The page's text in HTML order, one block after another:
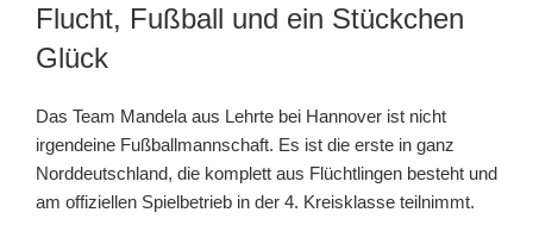
Flucht, Fußball und ein Stückchen
Glück
Das Team Mandela aus Lehrte bei Hannover ist nicht
irgendeine Fußballmannschaft. Es ist die erste in ganz
Norddeutschland, die komplett aus Flüchtlingen besteht und
am offiziellen Spielbetrieb in der 4. Kreisklasse teilnimmt.